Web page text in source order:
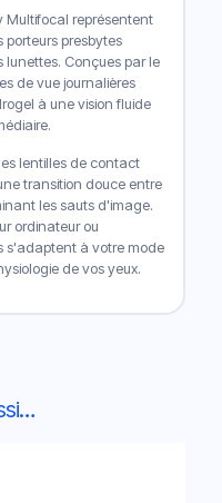
Multifocal représentent
presbytes
Conçues par le
de vue journalières
à une vision fluide
lentilles de contact
transition douce entre
les sauts d'image.
ordinateur ou
s'adaptent à votre mode
de vos yeux.